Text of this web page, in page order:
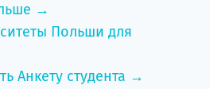
→
Польши для
Анкету студента →